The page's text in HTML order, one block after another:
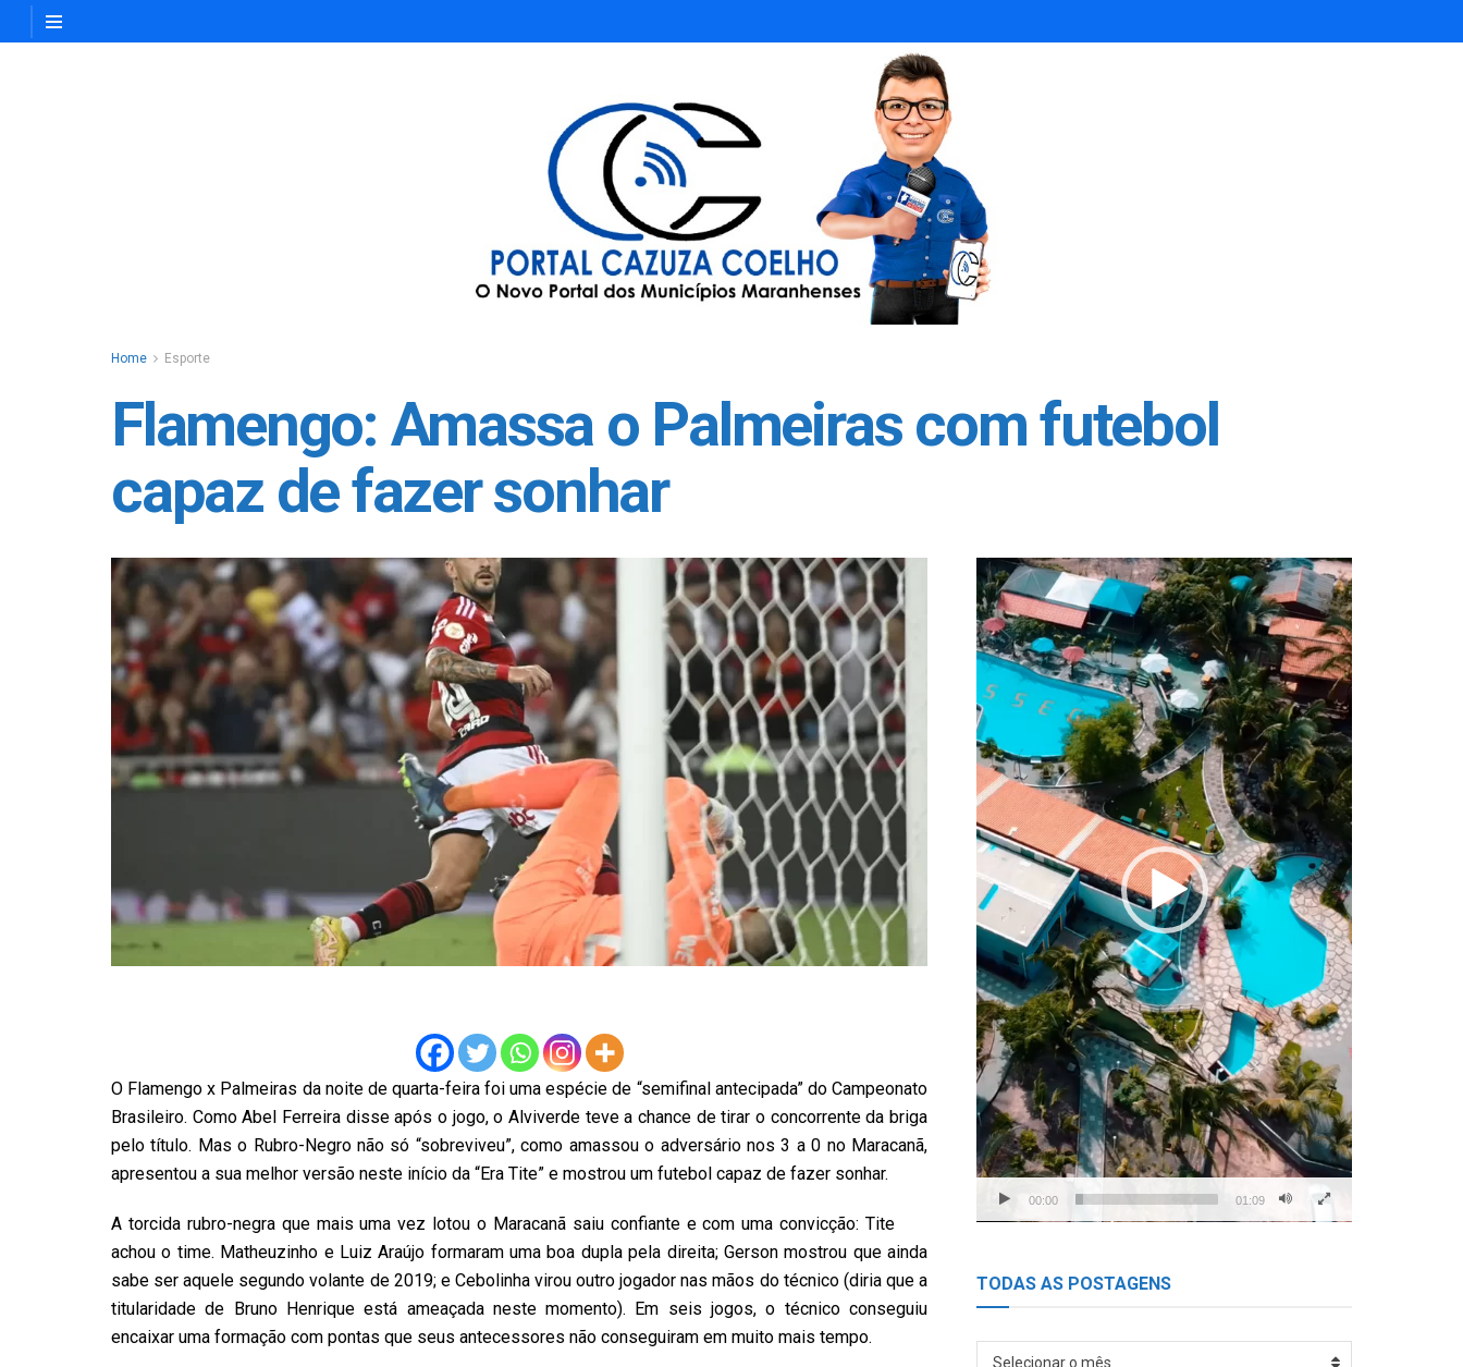
Home Esporte
Flamengo: Amassa o Palmeiras com futebol
capaz de fazer sonhar
O Flamengo x Palmeiras da noite de quarta-feira foi uma espécie de “semifinal antecipada” do Campeonato
Brasileiro. Como Abel Ferreira disse após o jogo, o Alviverde teve a chance de tirar o concorrente da briga
pelo título. Mas o Rubro-Negro não só “sobreviveu”, como amassou o adversário nos 3 a 0 no Maracanã,
apresentou a sua melhor versão neste início da “Era Tite” e mostrou um futebol capaz de fazer sonhar.
A torcida rubro-negra que mais uma vez lotou o Maracanã saiu confiante e com uma convicção: Tite
achou o time. Matheuzinho e Luiz Araújo formaram uma boa dupla pela direita; Gerson mostrou que ainda
sabe ser aquele segundo volante de 2019; e Cebolinha virou outro jogador nas mãos do técnico (diria que a
titularidade de Bruno Henrique está ameaçada neste momento). Em seis jogos, o técnico conseguiu
encaixar uma formação com pontas que seus antecessores não conseguiram em muito mais tempo.
Tocador
de
vídeo
00:00 01:09
TODAS AS POSTAGENS
TODAS
Selecionar o mês